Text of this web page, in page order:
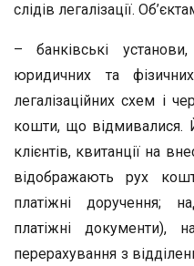
слідів легалізації.
– банківські
юридичних та
легалізаційних схем і
кошти, що відмивалися.
клієнтів, квитанції на
відображають рух
платіжні доручення;
платіжні документи),
перерахування з